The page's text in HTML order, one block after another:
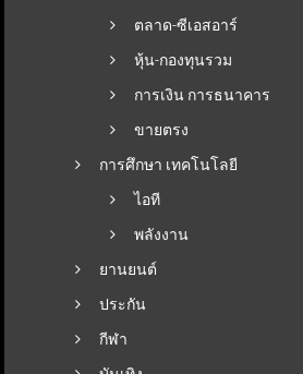
ตลาด-ซีเอสอาร์
หุ้น-กองทุนรวม
การเงิน การธนาคาร
ขายตรง
การศึกษา เทคโนโลยี
ไอที
พลังงาน
ยานยนต์
ประกัน
กีฬา